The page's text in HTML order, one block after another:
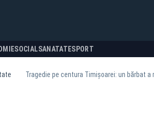
SOCIALSANATATESPORT
Tragedie pe centura Timișoarei: un bărbat